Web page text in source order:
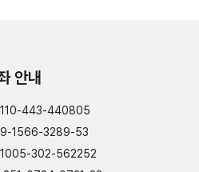
안내
110-443-440805
9-1566-3289-53
1005-302-562252